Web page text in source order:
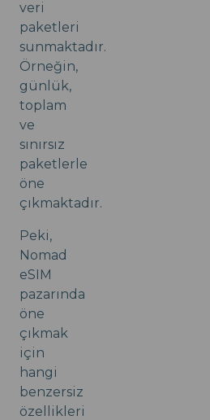
veri
paketleri
sunmaktadır.
Örneğin,
günlük,
toplam
ve
sınırsız
paketlerle
öne
çıkmaktadır.
Peki,
Nomad
eSIM
pazarında
öne
çıkmak
için
hangi
benzersiz
özellikleri